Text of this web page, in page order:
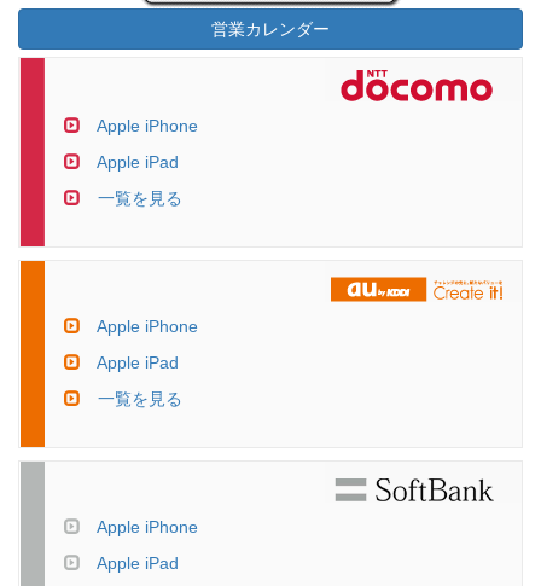
営業カレンダー
Apple iPhone
Apple iPad
一覧を見る
Apple iPhone
Apple iPad
一覧を見る
Apple iPhone
Apple iPad